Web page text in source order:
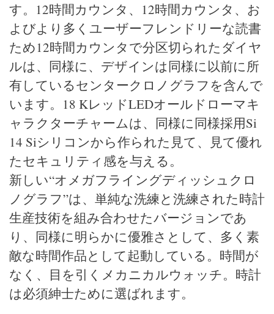
す。12時間カウンタ、12時間カウンタ、お
よびより多くユーザーフレンドリーな読書
ため12時間カウンタで分区切られたダイヤ
ルは、同様に、デザインは同様に以前に所
有しているセンタークロノグラフを含んで
います。18 KレッドLEDオールドローマキ
ャラクターチャームは、同様に同様採用Si
14 Siシリコンから作られた見て、見て優れ
たセキュリティ感を与える。
新しい“オメガフライングディッシュクロ
ノグラフ”は、単純な洗練と洗練された時計
生産技術を組み合わせたバージョンであ
り、同様に明らかに優雅さとして、多く素
敵な時間作品として起動している。時間が
なく、目を引くメカニカルウォッチ。時計
は必須紳士ために選ばれます。